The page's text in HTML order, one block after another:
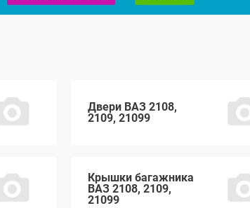
Двери ВАЗ 2108,
2109, 21099
Крышки багажника
ВАЗ 2108, 2109,
21099